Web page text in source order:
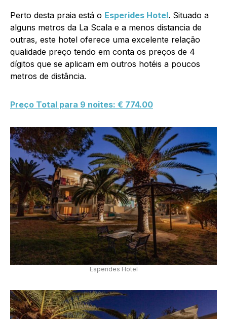
Perto desta praia está o Esperides Hotel. Situado a
alguns metros da La Scala e a menos distancia de
outras, este hotel oferece uma excelente relação
qualidade preço tendo em conta os preços de 4
dígitos que se aplicam em outros hotéis a poucos
metros de distância.
Preço Total para 9 noites: € 774.00
Esperides Hotel